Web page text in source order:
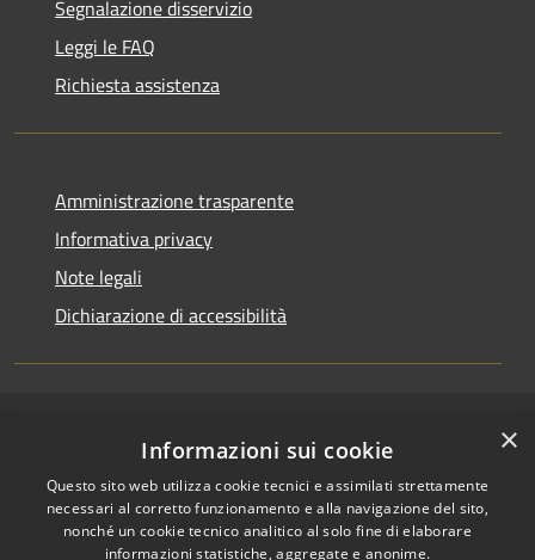
Segnalazione disservizio
Leggi le FAQ
Richiesta assistenza
Amministrazione trasparente
Informativa privacy
Note legali
Dichiarazione di accessibilità
Privacy
Cookie
Mappa del sito
Copyright © 2026 • Comune di
San Pietro a Maida • Powered
byMunicipium•Accesso
redazione
×
Informazioni sui cookie
Questo sito web utilizza cookie tecnici e assimilati strettamente
necessari al corretto funzionamento e alla navigazione del sito,
nonché un cookie tecnico analitico al solo fine di elaborare
informazioni statistiche, aggregate e anonime.